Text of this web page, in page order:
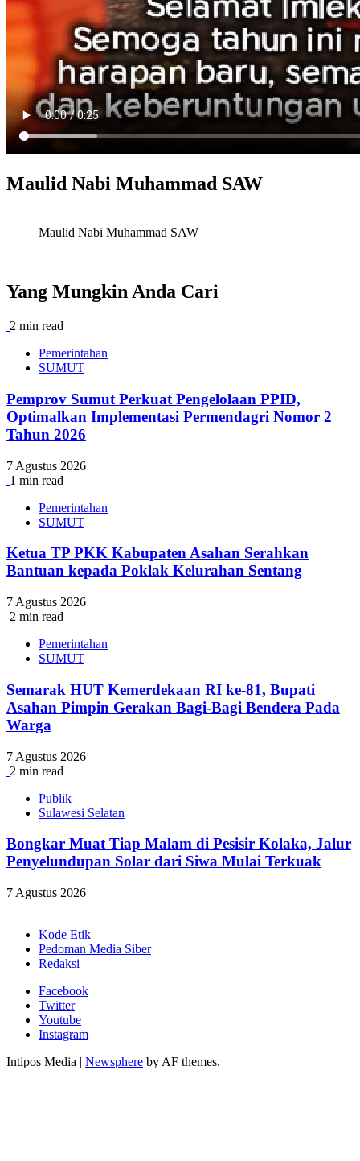
Maulid Nabi Muhammad SAW
Maulid Nabi Muhammad SAW
Yang Mungkin Anda Cari
2 min read
Pemerintahan
SUMUT
Pemprov Sumut Perkuat Pengelolaan PPID,
Optimalkan Implementasi Permendagri Nomor 2
Tahun 2026
7 Agustus 2026
1 min read
Pemerintahan
SUMUT
Ketua TP PKK Kabupaten Asahan Serahkan
Bantuan kepada Poklak Kelurahan Sentang
7 Agustus 2026
2 min read
Pemerintahan
SUMUT
Semarak HUT Kemerdekaan RI ke-81, Bupati
Asahan Pimpin Gerakan Bagi-Bagi Bendera Pada
Warga
7 Agustus 2026
2 min read
Publik
Sulawesi Selatan
Bongkar Muat Tiap Malam di Pesisir Kolaka, Jalur
Penyelundupan Solar dari Siwa Mulai Terkuak
7 Agustus 2026
Kode Etik
Pedoman Media Siber
Redaksi
Facebook
Twitter
Youtube
Instagram
Intipos Media | Newsphere by AF themes.